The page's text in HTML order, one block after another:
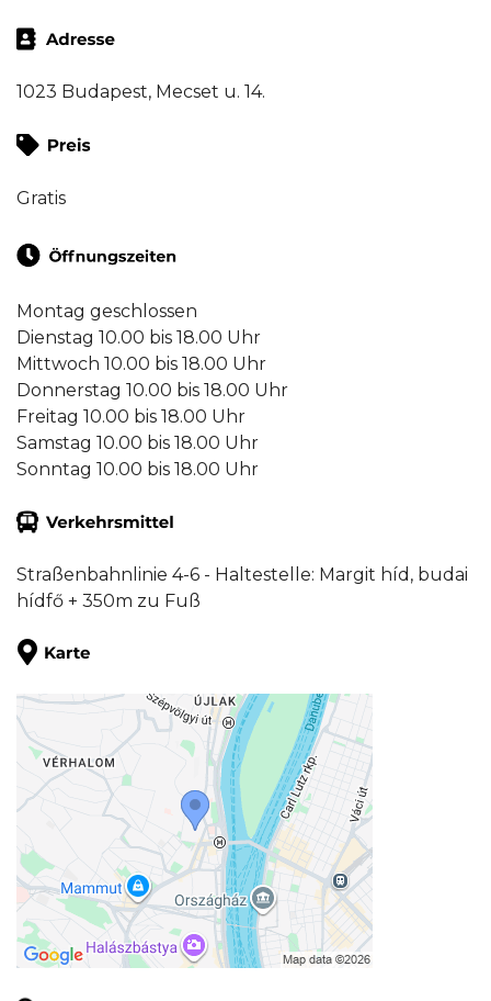
1023 Budapest, Mecset u. 14.
Gratis
Montag geschlossen
Dienstag 10.00 bis 18.00 Uhr
Mittwoch 10.00 bis 18.00 Uhr
Donnerstag 10.00 bis 18.00 Uhr
Freitag 10.00 bis 18.00 Uhr
Samstag 10.00 bis 18.00 Uhr
Sonntag 10.00 bis 18.00 Uhr
Straßenbahnlinie 4-6 - Haltestelle: Margit híd, budai
hídfő + 350m zu Fuß